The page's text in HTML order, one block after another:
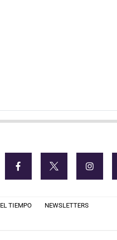
EL TIEMPO NEWSLETTERS